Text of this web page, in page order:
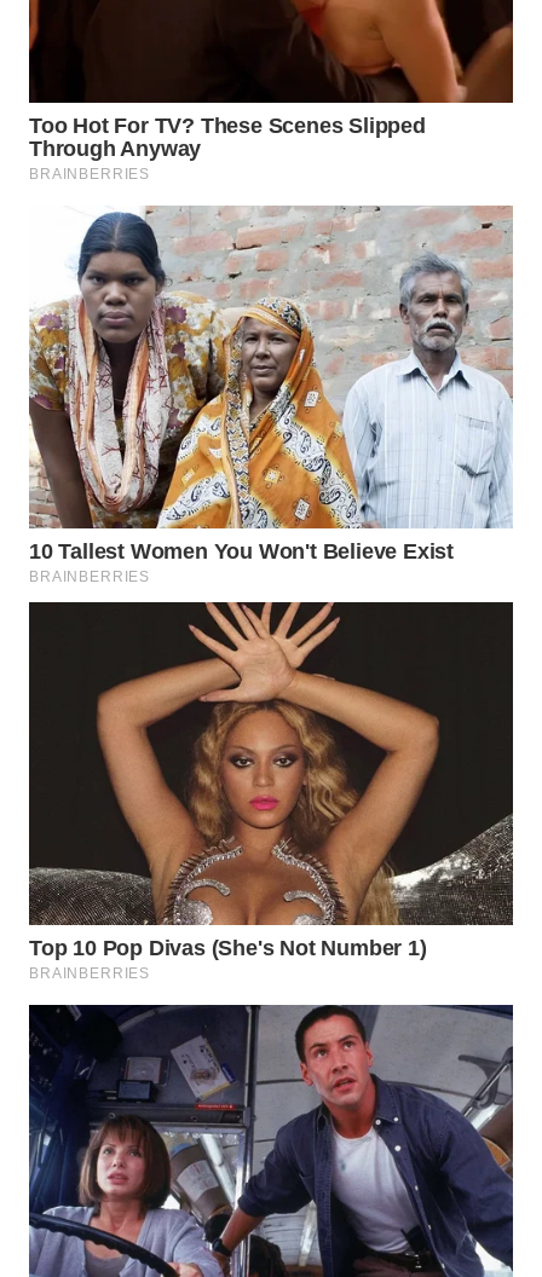
WN
KALSEL
KALTIM
WN
SULSEL
WN
GORONTALO
WN
SULUT
WN
MALUKU
TOBA
WN
NIAS
LANGKAT
WN
TAPANULI
SELATAN
WN
TANJUNG